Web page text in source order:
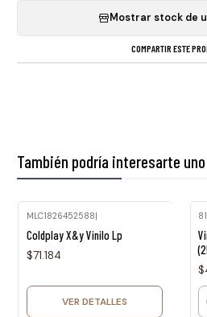
Mostrar stock de
COMPARTIR ESTE
También podría interesarte
MLC1826452588|
Coldplay X&y Vinilo Lp
$71.184
VER DETALLES